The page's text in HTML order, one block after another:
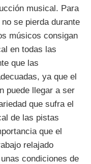
musical. Para
se pierda durante
músicos consigan
en todas las
que las
ya que el
puede llegar a ser
que sufra el
de las pistas
que el
relajado
condiciones de